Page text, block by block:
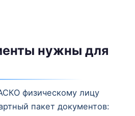
нужны для
физическому лицу
пакет документов: